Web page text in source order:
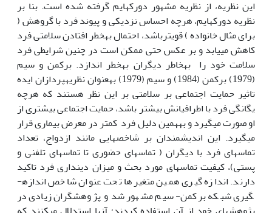
این نظریه، از نظریه مشهور دورکهایم گرفته شده است. بنا بر
نظریه دورکهایم، هرچه احساس نزدیکی و پیوند فرد با گروهش (
برای مثال خانواده ) قوی­ترباشد، احتمال به­خطر افتادن سلامتی فرد
کاهش می­یابد و بر عکس حتی ممکن است در چنین شرایطی فرد
سلامت خود را به­خاطر دیگران به­خطر اندازد. برکمن و سیم
(1979) برکمن (1984) و سیم (1979) به­عنوان نظریه­پردازان ایده
تاثیر حمایت اجتماعی بر سلامتی بر این نظر هستند که هرچه
یگانگی فرد با اطرافیانش بیش­تر باشد، حمایت اجتماعی بیش­تری از
او صورت می­گیرد و به­همین دلیل فرد کم­تر در معرض بیماری قرار
می­گیرد. این اندیشمندان بر شاخص­هایی مانند ازدواج، تعداد
تماس­های فرد با دیگران ( تماس­های حضوری تا تماس­های تلفنی و
پستی)، کیفیت تماس­های مورد بحث و میزان دینداری فرد تاکید
دارند. اندازه گیری همین متغیرها تحت عنوان شاخص اندازه­
گیری شبکه برکمن- سیم مشهور شد و پژوهش­گران زیادی در